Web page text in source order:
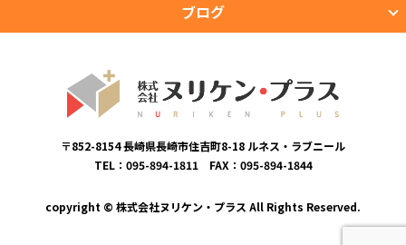
ブログ
〒852-8154 長崎県長崎市住吉町8-18 ルネス・ラブニール
TEL：095-894-1811 FAX：095-894-1844
copyright © 株式会社ヌリケン・プラス All Rights Reserved.